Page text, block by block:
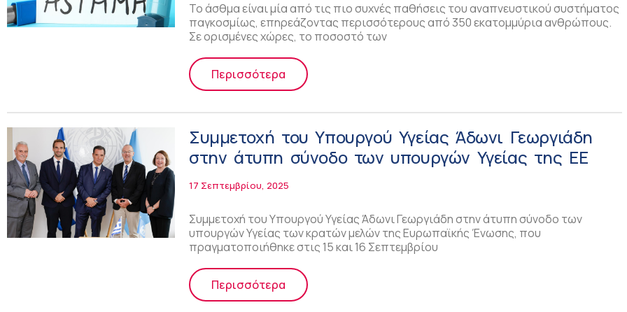
Το άσθμα είναι μία από τις πιο συχνές παθήσεις του αναπνευστικού συστήματος
παγκοσμίως, επηρεάζοντας περισσότερους από 350 εκατομμύρια ανθρώπους.
Σε ορισμένες χώρες, το ποσοστό των
Περισσότερα
Συμμετοχή του Υπουργού Υγείας Άδωνι Γεωργιάδη
στην άτυπη σύνοδο των υπουργών Υγείας της ΕΕ
17 Σεπτεμβρίου, 2025
Συμμετοχή του Υπουργού Υγείας Άδωνι Γεωργιάδη στην άτυπη σύνοδο των
υπουργών Υγείας των κρατών μελών της Ευρωπαϊκής Ένωσης, που
πραγματοποιήθηκε στις 15 και 16 Σεπτεμβρίου
Περισσότερα